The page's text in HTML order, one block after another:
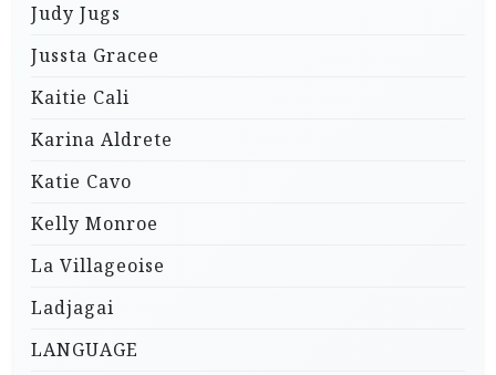
Judy Jugs
Jussta Gracee
Kaitie Cali
Karina Aldrete
Katie Cavo
Kelly Monroe
La Villageoise
Ladjagai
LANGUAGE